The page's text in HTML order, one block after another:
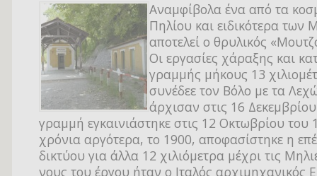
Αναμφίβολα ένα από τα
Πηλίου και ειδικότερα των
αποτελεί ο θρυλικός
Οι εργασίες χάραξης και
γραμμής μήκους 13
συνέδεε τον Βόλο με τα
άρχισαν στις 16
γραμμή εγκαινιάστηκε στις 12 Οκτωβρίου του
χρόνια αργότερα, το 1900, αποφασίστηκε η
δικτύου για άλλα 12 χιλιόμετρα μέχρι τις
νους του έργου ήταν ο Ιταλός αρχιμηχανικός